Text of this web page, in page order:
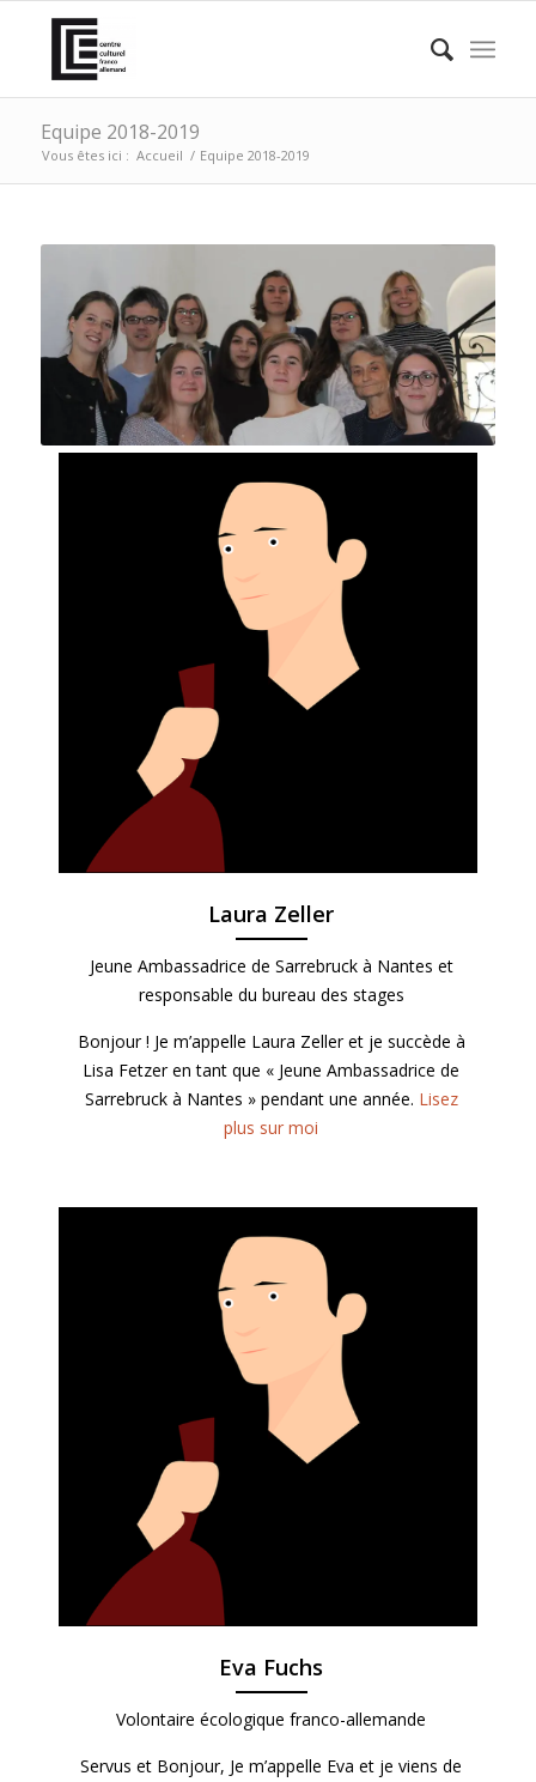
Equipe 2018-2019
Vous êtes ici : Accueil / Equipe 2018-2019
Laura Zeller
Jeune Ambassadrice de Sarrebruck à Nantes et
responsable du bureau des stages
Bonjour ! Je m’appelle Laura Zeller et je succède à
Lisa Fetzer en tant que « Jeune Ambassadrice de
Sarrebruck à Nantes » pendant une année. Lisez
plus sur moi
Eva Fuchs
Volontaire écologique franco-allemande
Servus et Bonjour, Je m’appelle Eva et je viens de